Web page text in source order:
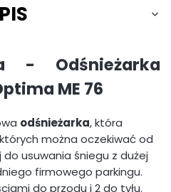
- Odśnieżarka
ME 76
odśnieżarka, która
można oczekiwać od
usuwania śniegu z dużej
firmowego parkingu.
do przodu i 2 do tyłu.